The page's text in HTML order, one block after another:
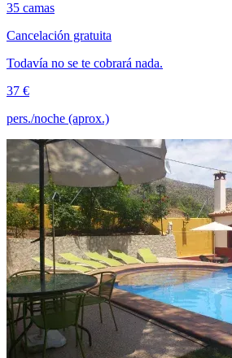
35 camas
Cancelación gratuita
Todavía no se te cobrará nada.
37 €
pers./noche (aprox.)